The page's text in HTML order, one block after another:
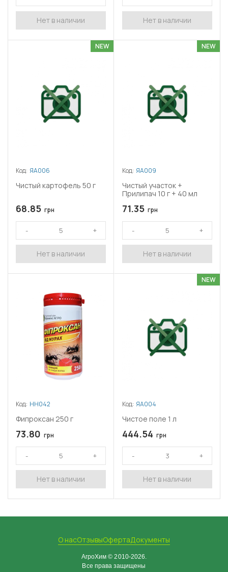
Нет в наличии Нет в наличии
NEW
Код: ЯА006
Чистый картофель 50 г
68.85 грн
Нет в наличии
NEW
Код: ЯА009
Чистый участок +
Прилипач 10 г + 40 мл
71.35 грн
Нет в наличии
Код: НН042
Фипроксан 250 г
73.80 грн
Нет в наличии
NEW
Код: ЯА004
Чистое поле 1 л
444.54 грн
Нет в наличии
О насОтзывыОфертаДокументы
АгроХим © 2010-2026.
Все права защищены